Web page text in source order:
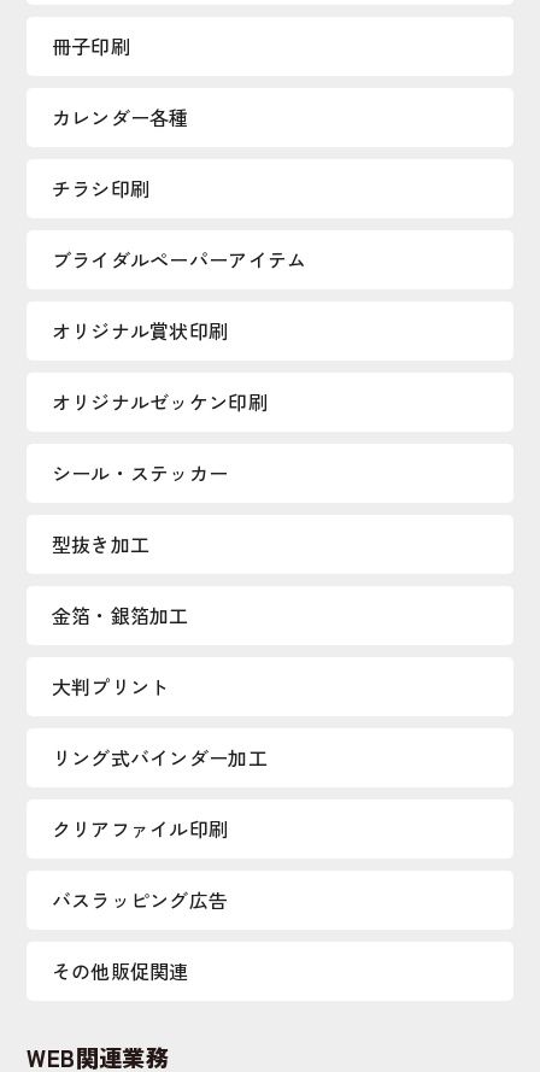
冊子印刷
カレンダー各種
チラシ印刷
ブライダルペーパーアイテム
オリジナル賞状印刷
オリジナルゼッケン印刷
シール・ステッカー
型抜き加工
金箔・銀箔加工
大判プリント
リング式バインダー加工
クリアファイル印刷
バスラッピング広告
その他販促関連
WEB関連業務